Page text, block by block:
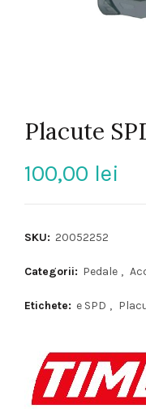
Placute
100,00 lei
SKU: 20052252
Categorii: Pedale ,
Etichete: e SPD ,